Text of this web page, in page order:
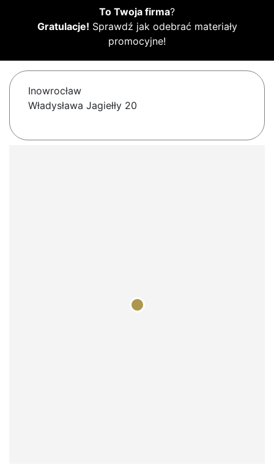
To Twoja firma?
Gratulacje! Sprawdź jak odebrać materiały
promocyjne!
Inowrocław
Władysława Jagiełły 20